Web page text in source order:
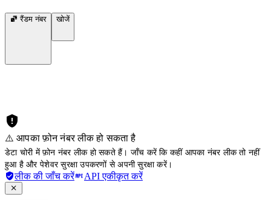
रैंडम नंबर खोजें
⚠️ आपका फ़ोन नंबर लीक हो सकता है
डेटा चोरी में फ़ोन नंबर लीक हो सकते हैं। जाँच करें कि कहीं आपका नंबर लीक तो नहीं
हुआ है और पेशेवर सुरक्षा उपकरणों से अपनी सुरक्षा करें।
लीक की जाँच करें API एकीकृत करें